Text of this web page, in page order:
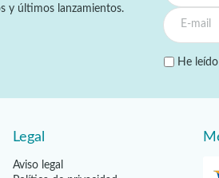
y últimos lanzamientos.
He
Legal
Aviso legal